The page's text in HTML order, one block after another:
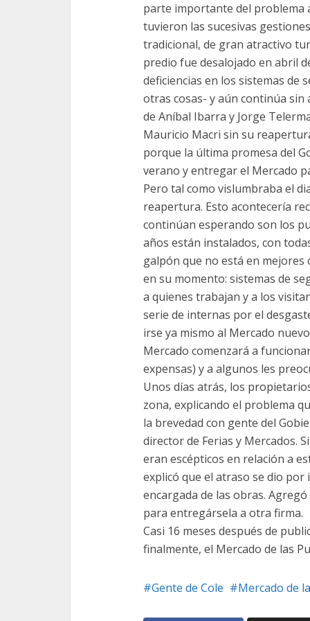
parte importante del problema
tuvieron las sucesivas
tradicional, de gran atractivo
predio fue desalojado en abril
deficiencias en los sistemas de
otras cosas- y aún continúa sin
de Aníbal Ibarra y Jorge
Mauricio Macri sin su
porque la última promesa del
verano y entregar el Mercado
Pero tal como vislumbraba el
reapertura. Esto acontecería
continúan esperando son los
años están instalados, con
galpón que no está en
en su momento: sistemas de
a quienes trabajan y a los
serie de internas por el
irse ya mismo al Mercado
Mercado comenzará a
expensas) y a algunos les
Unos días atrás, los
zona, explicando el problema
la brevedad con gente del
director de Ferias y Mercados.
eran escépticos en relación a
explicó que el atraso se dio
encargada de las obras.
para entregársela a otra firma.
Casi 16 meses después de
finalmente, el Mercado de las
Gente de Cole Mercado de